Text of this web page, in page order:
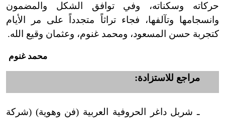
حركاته وسكناته، وفي توافق الشكل والمضمون
وانسجامها وتآلفها، فجاء تراثاً متجدداً على مر الأيام
كتجربة حسن المسعود، ومحمد غنوم، وعثمان وقيع الله.
محمد غنوم
مراجع للاستزادة:
ـ شربل داغر الحروفية العربية (فن وهوية) (شركة